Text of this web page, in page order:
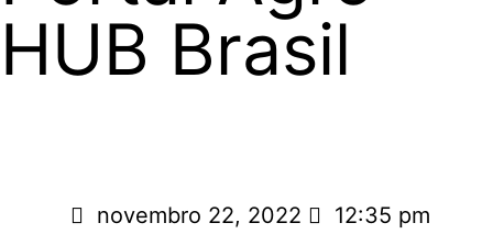
HUB Brasil
novembro 22, 2022
12:35 pm